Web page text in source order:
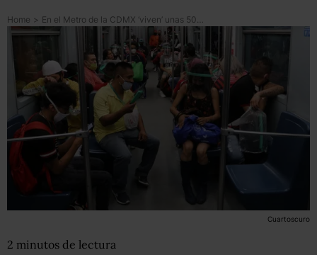
Home > En el Metro de la CDMX ‘viven’ unas 50 mil bacterias, además del COVID
Cuartoscuro
2 minutos de lectura